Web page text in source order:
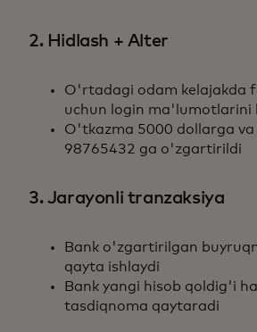
2. Hidlash + Alter
O'rtadagi odam kelajakda
uchun login ma'lumotlarini
O'tkazma 5000 dollarga
98765432 ga o'zgartirildi
3. Jarayonli tranzaksiya
Bank o'zgartirilgan
qayta ishlaydi
Bank yangi hisob qoldig'i
tasdiqnoma qaytaradi